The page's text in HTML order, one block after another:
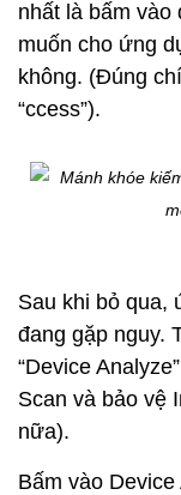
nhất là bấm vào
muốn cho ứng
không. (Đúng
“ccess”).
Sau khi bỏ qua,
đang gặp nguy.
“Device
Scan và bảo vệ
nữa).
Bấm vào